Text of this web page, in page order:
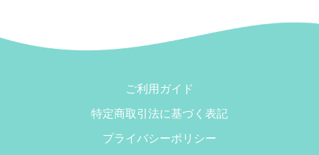
ご利用ガイド
特定商取引法に基づく表記
プライバシーポリシー